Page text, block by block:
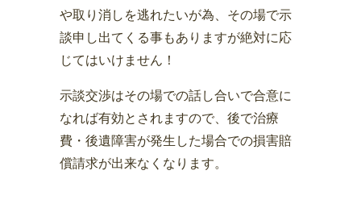
や取り消しを逃れたいが為、その場で示
談申し出てくる事もありますが絶対に応
じてはいけません！
示談交渉はその場での話し合いで合意に
なれば有効とされますので、後で治療
費・後遺障害が発生した場合での損害賠
償請求が出来なくなります。